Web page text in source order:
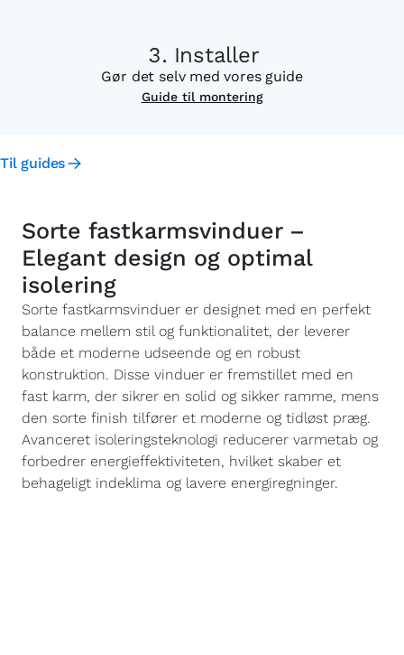
Installer
Gør det selv med vores guide
Guide til montering
Til guides
Sorte fastkarmsvinduer –
Elegant design og optimal
isolering
Sorte fastkarmsvinduer er designet med en perfekt
balance mellem stil og funktionalitet, der leverer
både et moderne udseende og en robust
konstruktion. Disse vinduer er fremstillet med en
fast karm, der sikrer en solid og sikker ramme, mens
den sorte finish tilfører et moderne og tidløst præg.
Avanceret isoleringsteknologi reducerer varmetab og
forbedrer energieffektiviteten, hvilket skaber et
behageligt indeklima og lavere energiregninger.